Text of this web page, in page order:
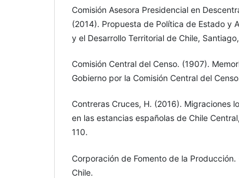
Comisión Asesora Presidencial en
(2014). Propuesta de Política de Estado y
y el Desarrollo Territorial de Chile,
Comisión Central del Censo. (1907).
Gobierno por la Comisión Central del
Contreras Cruces, H. (2016). Migraciones
en las estancias españolas de Chile
110.
Corporación de Fomento de la
Chile.